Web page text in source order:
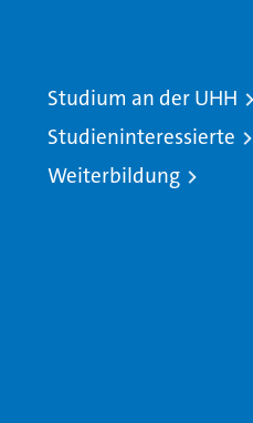
Studium an der UHH
Studieninteressierte
Weiterbildung